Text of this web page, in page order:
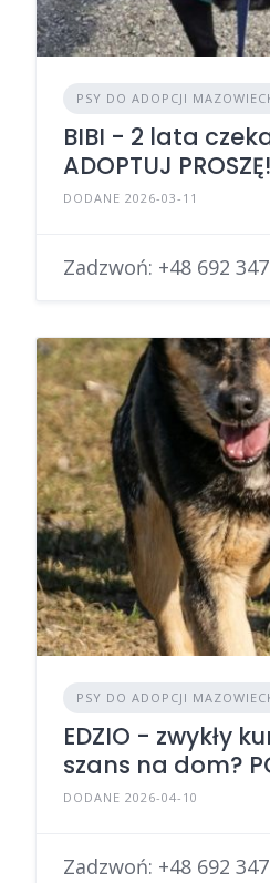
PSY DO ADOPCJI
BIBI - 2 lata
ADOPTUJ PROSZĘ!
DODANE 2026-03-11
Zadzwoń: +48 692
PSY DO ADOPCJI
EDZIO - zwykły
szans na dom?
DODANE 2026-04-10
Zadzwoń: +48 692